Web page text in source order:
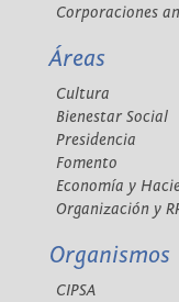
Corporaciones
Áreas
Cultura
Bienestar Social
Presidencia
Fomento
Economía y
Organización y
Organismos
CIPSA